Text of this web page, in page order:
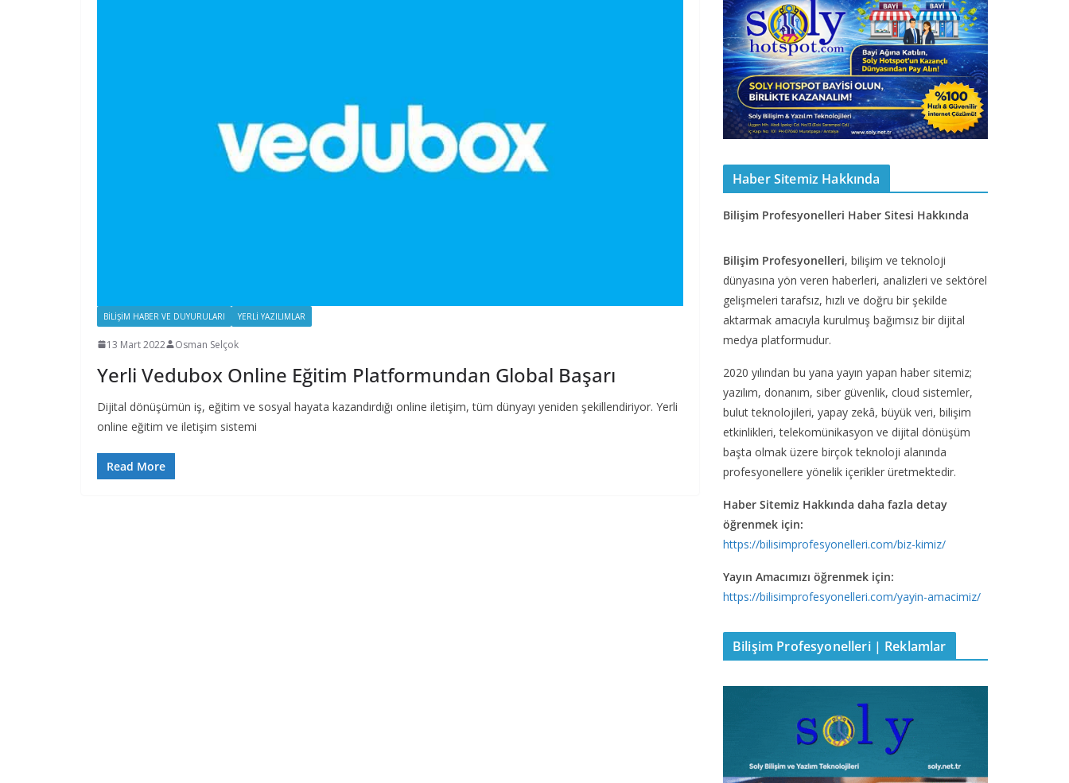
BILIŞIM HABER VE DUYURULARI YERLI YAZILIMLAR
13 Mart 2022 Osman Selçok
Yerli Vedubox Online Eğitim Platformundan Global Başarı
Dijital dönüşümün iş, eğitim ve sosyal hayata kazandırdığı online iletişim, tüm dünyayı yeniden şekillendiriyor. Yerli
online eğitim ve iletişim sistemi
Read More
Haber Sitemiz Hakkında
Bilişim Profesyonelleri Haber Sitesi Hakkında
Bilişim Profesyonelleri, bilişim ve teknoloji
dünyasına yön veren haberleri, analizleri ve sektörel
gelişmeleri tarafsız, hızlı ve doğru bir şekilde
aktarmak amacıyla kurulmuş bağımsız bir dijital
medya platformudur.
2020 yılından bu yana yayın yapan haber sitemiz;
yazılım, donanım, siber güvenlik, cloud sistemler,
bulut teknolojileri, yapay zekâ, büyük veri, bilişim
etkinlikleri, telekomünikasyon ve dijital dönüşüm
başta olmak üzere birçok teknoloji alanında
profesyonellere yönelik içerikler üretmektedir.
Haber Sitemiz Hakkında daha fazla detay
öğrenmek için:
https://bilisimprofesyonelleri.com/biz-kimiz/
Yayın Amacımızı öğrenmek için:
https://bilisimprofesyonelleri.com/yayin-amacimiz/
Bilişim Profesyonelleri | Reklamlar